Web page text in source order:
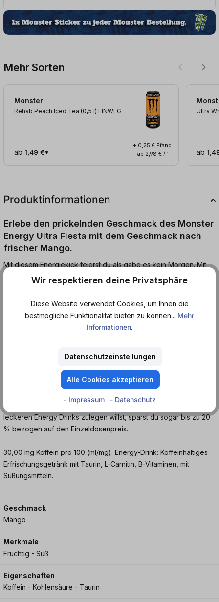
Mehr Sorten
Monster
Rehab Peach Iced Tea (0,5 l) EINWEG
ab 1,49 €*
+ 0,25 € Pfand
ab 2,98 € / 1 l
Ultra
ab
Produktinformationen
Erlebe den prickelnden Geschmack des Monster
Energy Ultra Fiesta mit dem Geschmack nach
frischer Mango.
Mit diesem Energiekick feierst du als gäbe es kein Morgen. Mit
jedem Schluck des ultra erfrischenden Monster erlebst du die
komplette Ladung Power, die du brauchst, um die schönsten
Momente im Leben nicht zu verpassen und energiegeladen
jeden Tag auf's Neue auszukosten.
den Sport eignet und dir und deinem Körper die Kraft schenkt,
als 12er Tray bestellen. Wenn du dir gleich einen Vorrat des
leckeren Energy Drinks zulegen willst, sparst du sogar bis zu 20
% bezogen auf den Einzeldosenpreis.
30,00 mg Koffein pro 100 (ml/mg). Energy-Drink: Koffeinhaltiges
Erfrischungsgetränk mit Taurin, L-Carnitin, B-Vitaminen, mit
Süßungsmitteln.
Geschmack
Mango
Merkmale
Fruchtig - Süß
Eigenschaften
Koffein - Kohlensäure - Taurin
Wir respektieren deine Privatsphäre
Diese Website verwendet Cookies, um Ihnen die
bestmögliche Funktionalität bieten zu können... Mehr
Informationen.
Datenschutzeinstellungen
Alle Cookies akzeptieren
- Impressum - Datenschutz